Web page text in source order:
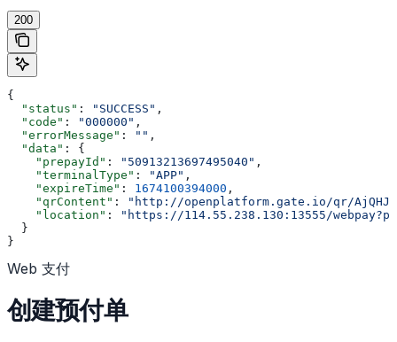
200
{
  "status"
: "SUCCESS" ,
  "code"
: "000000" ,
  "errorMessage"
: "" ,
  "data"
: {
    "prepayId"
: "50913213697495040" ,
    "terminalType"
: "APP" ,
    "expireTime"
: 1674100394000 ,
    "qrContent"
:
"http://openplatform.gate.io/qr/
    "location"
:
"https://114.55.238.130:13555/
  }
}
Web 支付
创建预付单